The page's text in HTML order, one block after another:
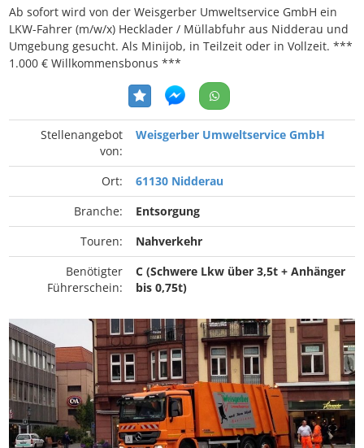
Ab sofort wird von der Weisgerber Umweltservice GmbH ein
LKW-Fahrer (m/w/x) Hecklader / Müllabfuhr aus Nidderau und
Umgebung gesucht. Als Minijob, in Teilzeit oder in Vollzeit. ***
1.000 € Willkommensbonus ***
Stellenangebot
von:
Weisgerber Umweltservice GmbH
Ort:
61130 Nidderau
Branche:
Entsorgung
Touren:
Nahverkehr
Benötigter
Führerschein:
C (Schwere Lkw über 3,5t + Anhänger
bis 0,75t)